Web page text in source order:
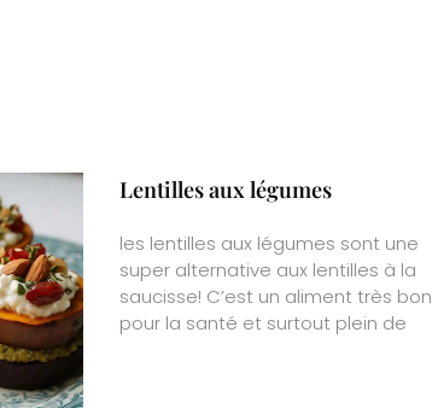
Lentilles aux légumes
les lentilles aux légumes sont une
super alternative aux lentilles à la
saucisse! C’est un aliment très bon
pour la santé et surtout plein de